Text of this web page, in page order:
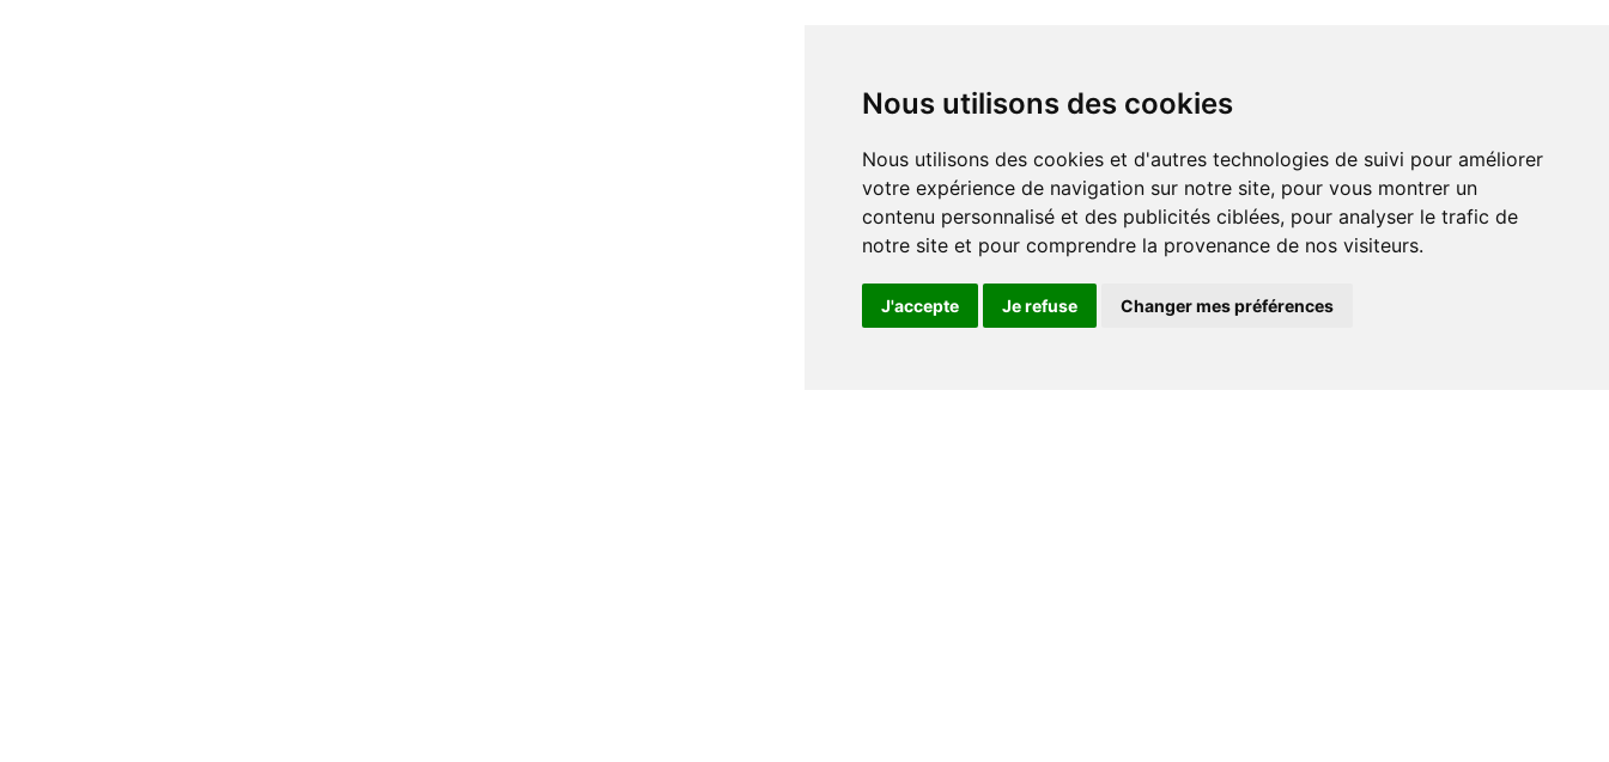
Nous utilisons des cookies
Nous utilisons des cookies et d'autres technologies de suivi pour améliorer
votre expérience de navigation sur notre site, pour vous montrer un
contenu personnalisé et des publicités ciblées, pour analyser le trafic de
notre site et pour comprendre la provenance de nos visiteurs.
J'accepte Je refuse Changer mes préférences